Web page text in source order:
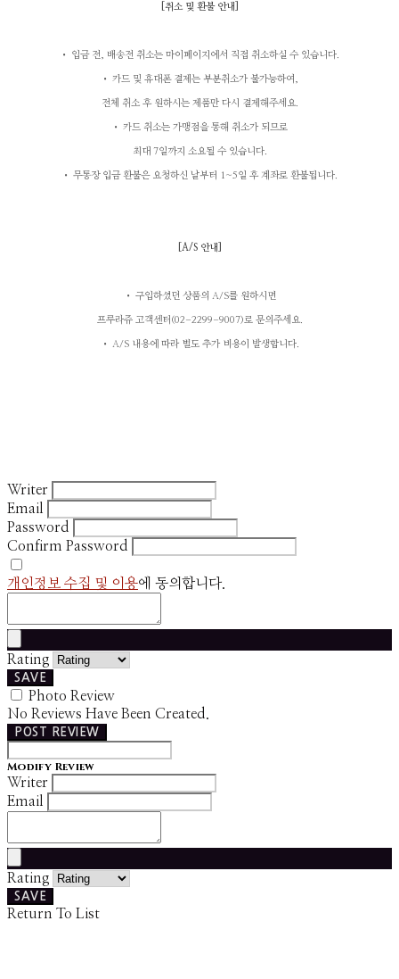
취소 및 환불 안내
• 입금 전, 배송전 취소는 마이페이지에서 직접 취소하실 수 있습니다.
• 카드 및 휴대폰 결제는 부분취소가 불가능하여,
전체 취소 후 원하시는 제품만 다시 결제해주세요.
• 카드 취소는 가맹점을 통해 취소가 되므로
최대 7일까지 소요될 수 있습니다.
• 무통장 입금 환불은 요청하신 날부터 1~5일 후 계좌로 환불됩니다.
[A/S 안내
• 구입하셨던 상품의 A/S를 원하시면
프루라쥬 고객센터(02-2299-9007)로 문의주세요.
• A/S 내용에 따라 별도 추가 비용이 발생합니다.
Writer
Email
Password
Confirm Password
개인정보 수집 및 이용에 동의합니다.
Rating
SAVE
Photo Review
No Reviews Have Been Created.
POST REVIEW
Modify Review
Writer
Email
Rating
SAVE
Return To List